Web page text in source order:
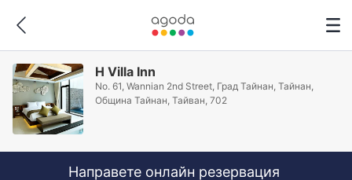
H Villa Inn
No. 61, Wannian 2nd Street, Град Тайнан, Тайнан,
Община Тайнан, Тайван, 702
Направете онлайн резервация